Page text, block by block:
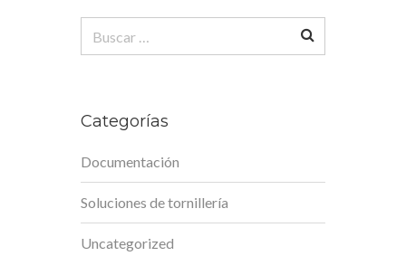
Categorías
Documentación
Soluciones de tornillería
Uncategorized